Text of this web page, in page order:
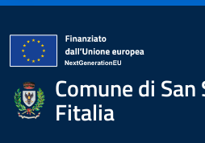
Comune di
Fitalia